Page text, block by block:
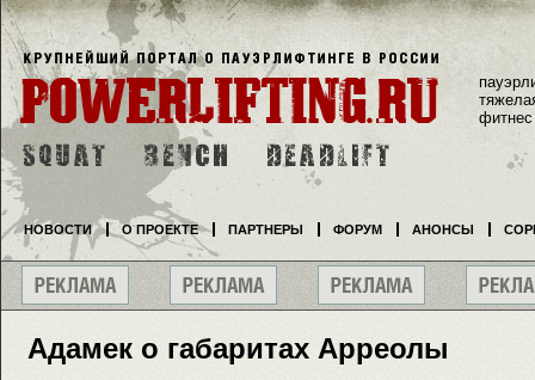
Адамек о габаритах Арреолы
фитнес
НОВОСТИ О ПРОЕКТЕ ПАРТНЕРЫ ФОРУМ АНОНСЫ